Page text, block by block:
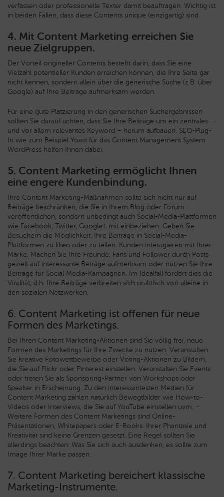
verfassen oder professionelle Texter damit beauftragen. Wichtig ist
in beiden Fällen, dass diese Contents unique (einzigartig) sind.
4. Mit Content Marketing erreichen Sie
neue Zielgruppen.
Der Vorteil origineller Contents besteht darin, dass Sie eine
Vielzahl potentieller Kunden erreichen können, die Ihre Seite gar
nicht kennen, sondern allein über die generische Suche (z.B. über
Google) auf Ihre Beiträge aufmerksam werden.
Für eine gute Platzierung in den generischen Suchergebnissen
sollten Sie darauf achten, dass Sie Ihre Beiträge um ein zentrales –
und vor allem relevantes Keyword – herum aufbauen. SEO-Plug-
In wie zum Beispiel Yoast für das Content Management System
WordPress helfen Ihnen dabei.
5. Content Marketing ermöglicht Ihnen
eine engere Kundenbindung.
Ihre Content Marketing-Maßnahmen sollte sich nicht nur auf
Beiträge beschränken, die Sie in Ihrem Blog oder Forum
veröffentlichen, sondern unbedingt auch Social-Media-Plattformen
wie Facebook, Twitter, Google+ mit einbeziehen. Geben Sie
Besuchern die Möglichkeit, Ihre Beiträge in Social-Media-
Plattformen zu liken oder zu teilen. Kunden interagieren mit Ihrer
Marke. Machen Sie Ihre Freunde, Fans und Follower durch Posts
gezielt auf interessante Beträge aufmerksam oder nutzen Sie Ihre
Beiträge für Social Media-Kampagnen. Im Idealfall fördert dies die
Viralität, d.h. Ihre Beiträge verbreiten sich praktisch von alleine in
den sozialen Netzwerken.
6. Content Marketing ist offenen für neue
Formen des Marketings.
Bei Ihren Content Marketing-Aktionen sind Sie völlig frei, neue
Formen des Marketings für Ihre Zwecke zu nutzen. Veranstalten
Sie kreative Fotowettbewerbe oder Voting-Aktionen zu Bildern,
die Sie auf Flickr oder Pinterest einstellen. Veranstalten Sie Events
oder treten Sie als Sponsoring-Partner von Workshops oder
Speaker in Erscheinung. Zu den interessantesten Medien für
Content Marketing zählen natürlich Bewegtbilder wie How-to-
Videos oder Interviews, die Sie auf YouTube einstellen uvm. –
Weitere Formen des Content Marketings sind Online-
Präsentationen, Whitepapers oder E-Books. Ihrer Phantasie und
Kreativität sind keine Grenzen gesetzt. Eine Regel sollten Sie
allerdings beachten: Was Sie sich auch ausdenken, es sollte zum
Image Ihrer Marke passen.
7. Content Marketing bereichert klassische
Marketing-Instrumente.